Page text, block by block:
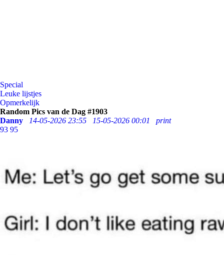
Special
Leuke lijstjes
Opmerkelijk
Random Pics van de Dag #1903
Danny
14-05-2026 23:55 15-05-2026 00:01
print
93 95